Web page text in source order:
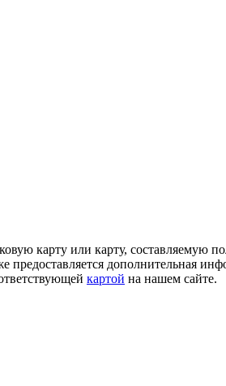
карту или карту, составляемую
дополнительная
картой на нашем сайте.